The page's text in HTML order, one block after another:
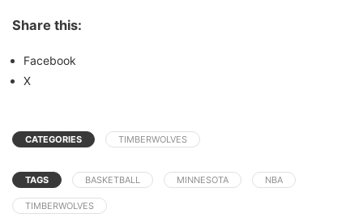
Share this:
Facebook
X
CATEGORIES TIMBERWOLVES
TAGS BASKETBALL MINNESOTA NBA
TIMBERWOLVES